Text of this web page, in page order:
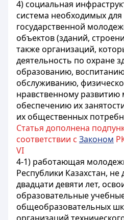
4) социальная
система необходимых
государственной
объектов (зданий,
также организаций,
деятельность по охране
образованию,
обслуживанию,
нравственному развитию
обеспечению их
их общественных
Статья дополнена
соответствии с Законом
VI
4-1) работающая
Республики Казахстан, не
двадцати девяти лет,
образовательные
общеобразовательных